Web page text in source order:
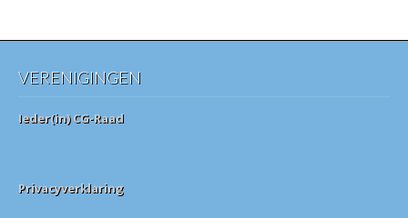
VERENIGINGEN
Ieder(in) CG-Raad
Privacyverklaring